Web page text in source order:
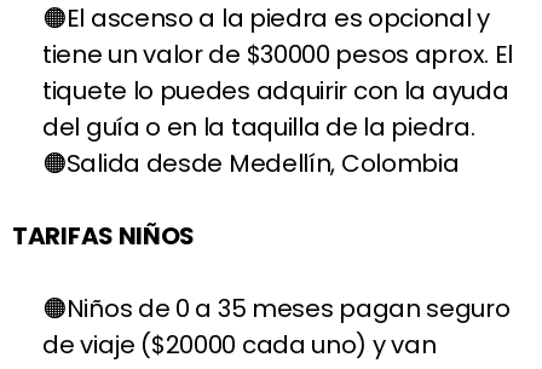
El ascenso a la piedra es opcional y
tiene un valor de $30000 pesos aprox. El
tiquete lo puedes adquirir con la ayuda
del guía o en la taquilla de la piedra.
Salida desde Medellín, Colombia
TARIFAS NIÑOS
Niños de 0 a 35 meses pagan seguro
de viaje ($20000 cada uno) y van